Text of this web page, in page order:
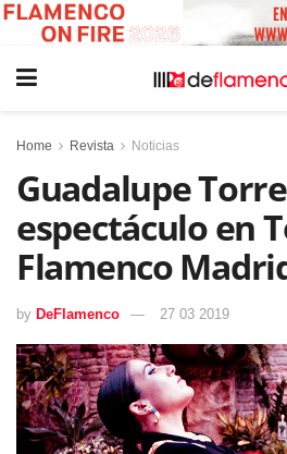
Home Revista Noticias
Guadalupe
espectáculo en
Flamenco
by DeFlamenco 27 03 2019